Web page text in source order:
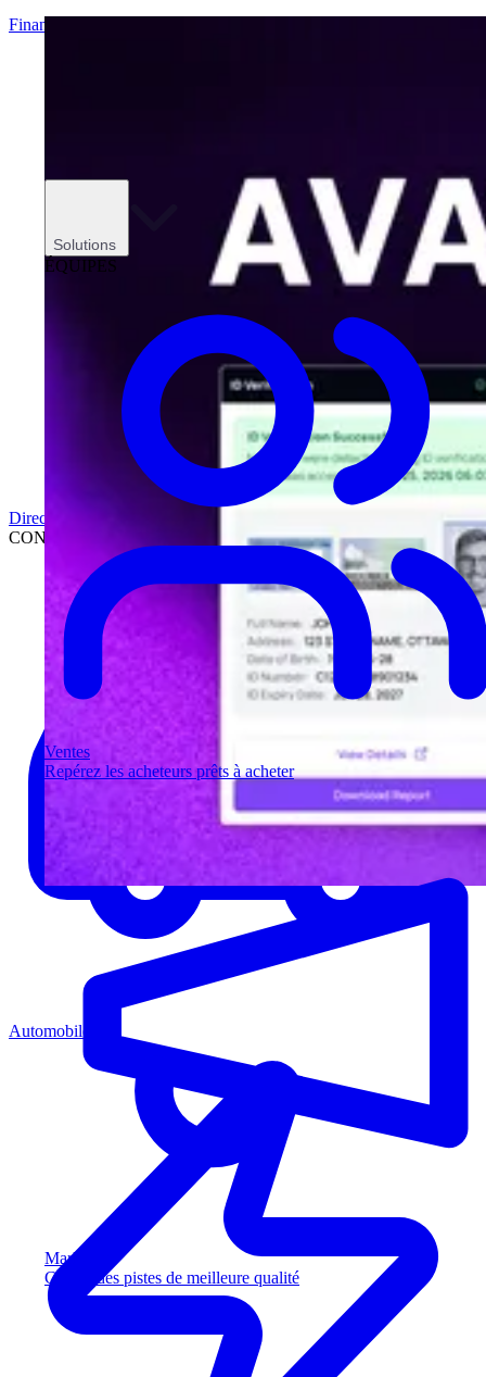
Solutions
ÉQUIPES
Ventes
Repérez les acheteurs prêts à acheter
Marketing
Captez des pistes de meilleure qualité
Finance
Direction
CONCESSIONNAIRES
Automobile